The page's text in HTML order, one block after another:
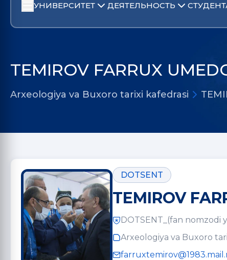
УНИВЕРСИТЕТ ДЕЯТЕЛЬНОСТЬ
TEMIROV FARRUX
Arxeologiya va Buxoro tarixi kafedrasi
DOTSENT
TEMIROV
DOTSENT_(fan nomzodi
Arxeologiya va Buxoro